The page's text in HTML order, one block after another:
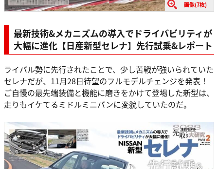
画像(7枚)
最新技術&メカニズムの導入でドライバビリティが
大幅に進化【日産新型セレナ】先行試乗&レポート
ライバル勢に先行されたことで、少し苦戦が強いられていた
セレナだが、11月28日待望のフルモデルチェンジを発表！
ご自慢の最先端装備と機能に磨きをかけて登場した新型は、
走りもイケてるミドルミニバンに変貌していたのだ。